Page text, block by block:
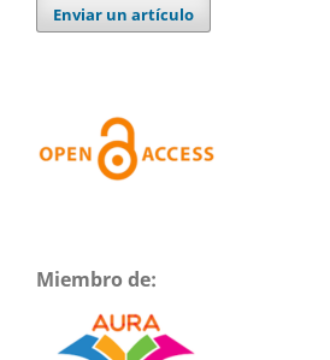
Enviar un artículo
Miembro de: